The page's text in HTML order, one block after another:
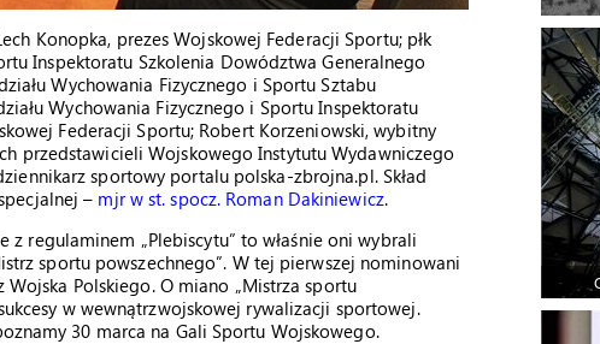
Konopka, prezes Wojskowej Federacji Sportu; płk
Inspektoratu Szkolenia Dowództwa Generalnego
Wychowania Fizycznego i Sportu Sztabu
Wychowania Fizycznego i Sportu Inspektoratu
Federacji Sportu; Robert Korzeniowski, wybitny
przedstawicieli Wojskowego Instytutu Wydawniczego
sportowy portalu polska-zbrojna.pl. Skład
– mjr w st. spocz. Roman Dakiniewicz.
regulaminem „Plebiscytu” to właśnie oni wybrali
sportu powszechnego”. W tej pierwszej nominowani
Polskiego. O miano „Mistrza sportu
w wewnątrzwojskowej rywalizacji sportowej.
30 marca na Gali Sportu Wojskowego.